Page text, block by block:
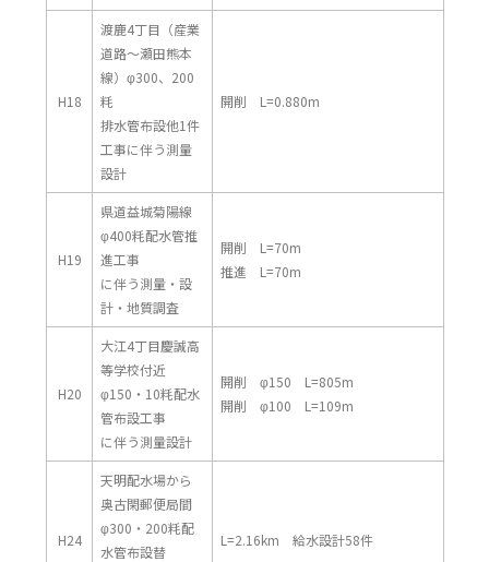
H18
渡鹿4丁目（産業
道路～瀬田熊本
線）φ300、200
粍
排水管布設他1件
工事に伴う測量
設計
開削 L=0.880m
H19
県道益城菊陽線
φ400粍配水管推
進工事
に伴う測量・設
計・地質調査
開削 L=70m
推進 L=70m
H20
大江4丁目慶誠高
等学校付近
φ150・10粍配水
管布設工事
に伴う測量設計
開削 φ150 L=805m
開削 φ100 L=109m
H24
天明配水場から
奥古閑郵便局間
φ300・200粍配
水管布設替
L=2.16km 給水設計58件